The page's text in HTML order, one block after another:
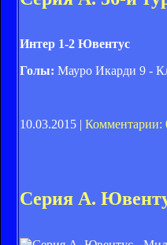
Интер 1-2 Ювентус
Голы: Мауро Икарди 9 -
10.03.2015 | Комментарии:
Серия А.